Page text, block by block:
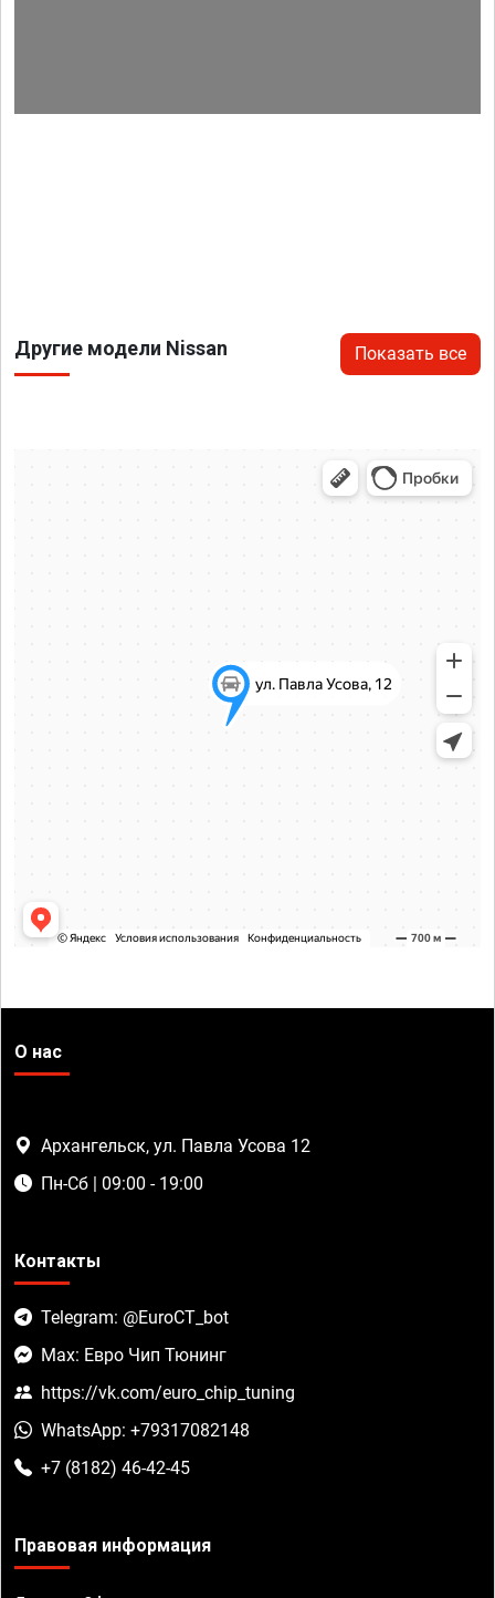
Другие модели Nissan Показать все
О нас
Архангельск, ул. Павла Усова 12
Пн-Сб | 09:00 - 19:00
Контакты
Telegram: @EuroCT_bot
Max: Евро Чип Тюнинг
https://vk.com/euro_chip_tuning
WhatsApp: +79317082148
+7 (8182) 46-42-45
Правовая информация